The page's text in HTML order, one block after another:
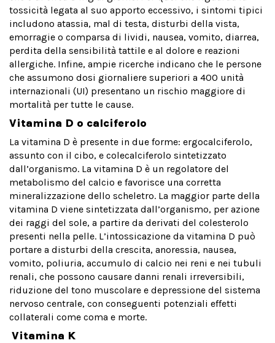
tossicità legata al suo apporto eccessivo, i sintomi tipici
includono atassia, mal di testa, disturbi della vista,
emorragie o comparsa di lividi, nausea, vomito, diarrea,
perdita della sensibilità tattile e al dolore e reazioni
allergiche. Infine, ampie ricerche indicano che le persone
che assumono dosi giornaliere superiori a 400 unità
internazionali (UI) presentano un rischio maggiore di
mortalità per tutte le cause.
Vitamina D o calciferolo
La vitamina D è presente in due forme: ergocalciferolo,
assunto con il cibo, e colecalciferolo sintetizzato
dall’organismo. La vitamina D è un regolatore del
metabolismo del calcio e favorisce una corretta
mineralizzazione dello scheletro. La maggior parte della
vitamina D viene sintetizzata dall’organismo, per azione
dei raggi del sole, a partire da derivati del colesterolo
presenti nella pelle. L’intossicazione da vitamina D può
portare a disturbi della crescita, anoressia, nausea,
vomito, poliuria, accumulo di calcio nei reni e nei tubuli
renali, che possono causare danni renali irreversibili,
riduzione del tono muscolare e depressione del sistema
nervoso centrale, con conseguenti potenziali effetti
collaterali come coma e morte.
Vitamina K